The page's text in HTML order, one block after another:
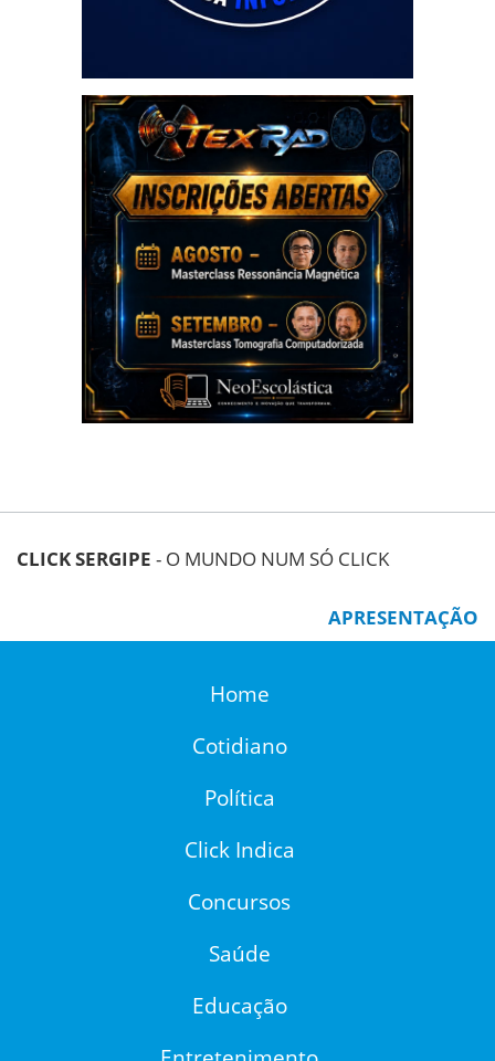
CLICK SERGIPE - O MUNDO NUM SÓ CLICK
APRESENTAÇÃO
Home
Cotidiano
Política
Click Indica
Concursos
Saúde
Educação